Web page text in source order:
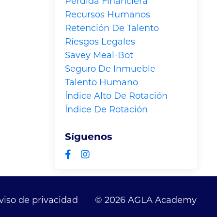
Recursos Humanos
Retención De Talento
Riesgos Legales
Savey Meal-Bot
Seguro De Inmueble
Talento Humano
Índice Alto De Rotación
Índice De Rotación
Síguenos
de privacidad © 2026 AGLA Academy